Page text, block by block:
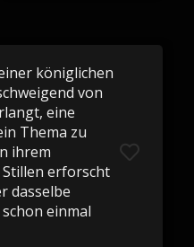
königlichen
von
eine
Thema zu
ihrem
erforscht
dasselbe
einmal